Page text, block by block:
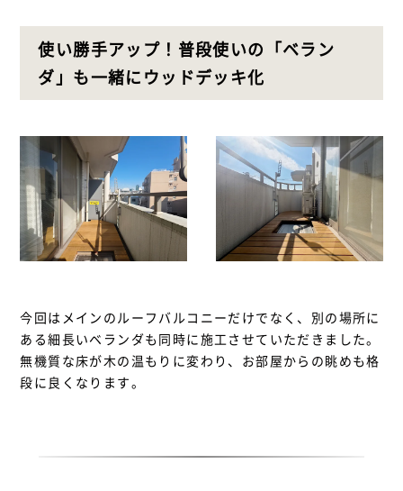
使い勝手アップ！普段使いの「ベラン
ダ」も一緒にウッドデッキ化
今回はメインのルーフバルコニーだけでなく、別の場所に
ある細長いベランダも同時に施工させていただきました。
無機質な床が木の温もりに変わり、お部屋からの眺めも格
段に良くなります。